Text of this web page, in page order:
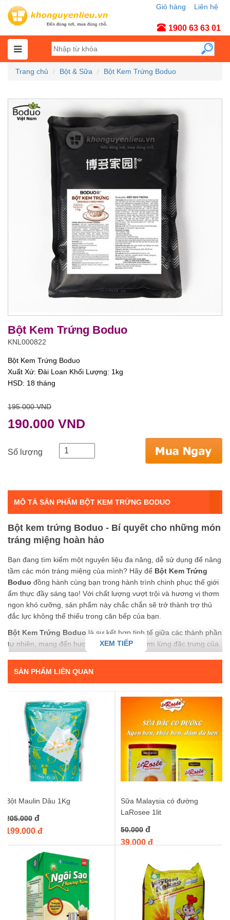
Liên hệ
Giỏ hàng
1900 63 63 01
Trang chủ Bột & Sữa Bột Kem Trứng Boduo
Bột Kem Trứng Boduo
KNL000822
Bột Kem Trứng Boduo
Xuất Xứ: Đài Loan Khối Lượng: 1kg
HSD: 18 tháng
195.000 VND
190.000 VND
Số lượng
MÔ TẢ SẢN PHẨM BỘT KEM TRỨNG BODUO
Bột kem trứng Boduo - Bí quyết cho những món
tráng miệng hoàn hảo
Bạn đang tìm kiếm một nguyên liệu đa năng, dễ sử dụng để nâng
tầm các món tráng miệng của mình? Hãy để Bột Kem Trứng
Boduo đồng hành cùng bạn trong hành trình chinh phục thế giới
ẩm thực đầy sáng tạo! Với chất lượng vượt trội và hương vị thơm
ngon khó cưỡng, sản phẩm này chắc chắn sẽ trở thành trợ thủ
đắc lực không thể thiếu trong căn bếp của bạn.
Bột Kem Trứng Boduo là sự kết hợp tinh tế giữa các thành phần
tự nhiên, mang đến hương vị béo ngậy, thơm lừng đặc trưng của
nghệ hiện đại, đảm bảo an toàn vệ sinh thực phẩm và giữ trọn
vẹn hương vị thơm ngon. Dù bạn là người mới bắt đầu làm bánh
Boduo sẽ giúp bạn tiết kiệm thời gian, công sức mà vẫn tạo ra
những món tráng miệng hấp dẫn.
Tại sao nên chọn Bột Kem Trứng Boduo?
Hương vị tuyệt vời:
Mang đến vị béo ngậy, thơm ngon
đặc trưng của kem trứng tươi, làm dậy lên hương vị cho
mọi món ăn.
sánh mịn, sẵn sàng để chế biến.
Đa năng:
làm kem, sữa chua, đồ uống hoặc các món tráng miệng
Chất lượng đảm bảo:
lọc, an toàn cho sức khỏe người tiêu dùng.
Tiết kiệm thời gian và chi phí:
Thay vì chuẩn bị các
nguyên liệu tươi, bạn có thể sử dụng bột kem trứng để tiết
kiệm thời gian và đảm bảo độ ổn định của món ăn.
Ứng dụng đa dạng của Bột Kem Trứng Boduo
XEM TIẾP
SẢN PHẨM LIÊN QUAN
Bột Maulin Dâu 1Kg
205.000 đ
199.000 đ
Sữa Malaysia có đường
LaRosee 1lit
50.000 đ
39.000 đ